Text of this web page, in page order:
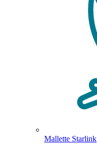
Mallette Starlink